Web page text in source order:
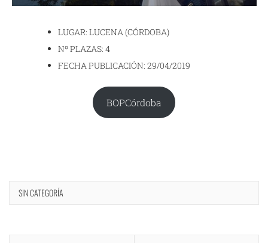
LUGAR: LUCENA (CÓRDOBA)
Nº PLAZAS: 4
FECHA PUBLICACIÓN: 29/04/2019
BOPCórdoba
SIN CATEGORÍA